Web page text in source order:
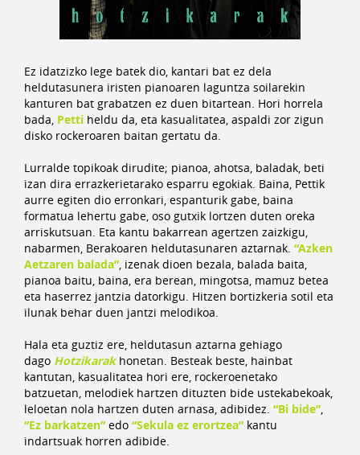
Ez idatzizko lege batek dio, kantari bat ez dela
heldutasunera iristen pianoaren laguntza soilarekin
kanturen bat grabatzen ez duen bitartean. Hori horrela
bada, Petti heldu da, eta kasualitatea, aspaldi zor zigun
disko rockeroaren baitan gertatu da.
Lurralde topikoak dirudite; pianoa, ahotsa, baladak, beti
izan dira errazkerietarako esparru egokiak. Baina, Pettik
aurre egiten dio erronkari, espanturik gabe, baina
formatua lehertu gabe, oso gutxik lortzen duten oreka
arriskutsuan. Eta kantu bakarrean agertzen zaizkigu,
nabarmen, Berakoaren heldutasunaren aztarnak. “Azken
Aetzaren balada”, izenak dioen bezala, balada baita,
pianoa baitu, baina, era berean, mingotsa, mamuz betea
eta haserrez jantzia datorkigu. Hitzen bortizkeria sotil eta
ilunak behar duen jantzi melodikoa.
Hala eta guztiz ere, heldutasun aztarna gehiago
dago Hotzikarak honetan. Besteak beste, hainbat
kantutan, kasualitatea hori ere, rockeroenetako
batzuetan, melodiek hartzen dituzten bide ustekabekoak,
leloetan nola hartzen duten arnasa, adibidez. “Bi bide”,
“Ez barkatzen” edo “Sekula ez erortzea” kantu
indartsuak horren adibide.